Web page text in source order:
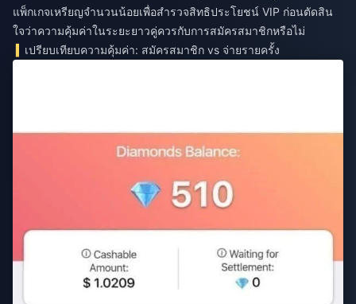
แพ็กเกจเหรียญจำนวนน้อยเพื่อสำรวจสิทธิประโยชน์ VIP ก่อนตัดสิน
ใจว่าความคุ้มค่าในระยะยาวคู่ควรกับการสมัครสมาชิกหรือไม่
เปรียบเทียบความคุ้มค่า: สมัครสมาชิก vs จ่ายรายครั้ง